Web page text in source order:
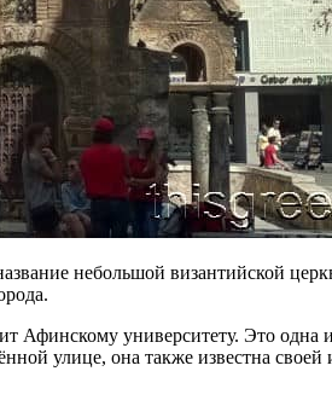
небольшой византийской
университету. Это
улице, она также известна своей